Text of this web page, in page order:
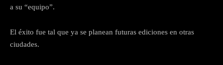
a su “equipo”.
El éxito fue tal que ya se planean futuras ediciones en otras
ciudades.